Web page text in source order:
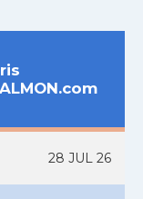
28 JUL 26